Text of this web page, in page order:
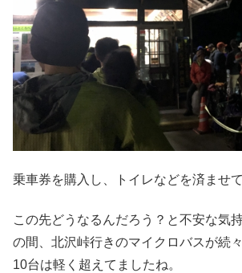
乗車券を購入し、トイレなどを済ませ
この先どうなるんだろう？と不安な気
の間、北沢峠行きのマイクロバスが続
10台は軽く超えてましたね。